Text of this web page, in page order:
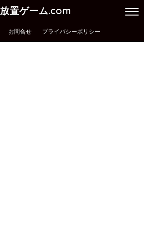
放置ゲーム.com
お問合せ プライバシーポリシー